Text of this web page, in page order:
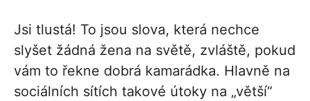
Jsi tlustá! To jsou slova, která nechce
slyšet žádná žena na světě, zvláště, pokud
vám to řekne dobrá kamarádka. Hlavně na
sociálních sítích takové útoky na „větší“